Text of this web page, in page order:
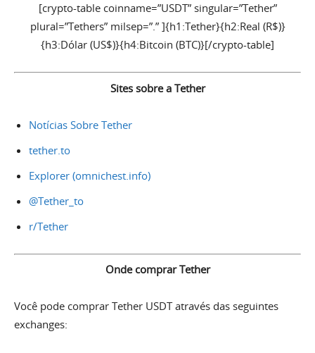
[crypto-table coinname=”USDT” singular=”Tether”
plural=”Tethers” milsep=”.” ]{h1:Tether}{h2:Real (R$)}
{h3:Dólar (US$)}{h4:Bitcoin (BTC)}[/crypto-table]
Sites sobre a Tether
Notícias Sobre Tether
tether.to
Explorer (omnichest.info)
@Tether_to
r/Tether
Onde comprar Tether
Você pode comprar Tether USDT através das seguintes
exchanges: